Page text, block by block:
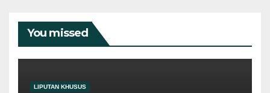
You missed
LIPUTAN KHUSUS